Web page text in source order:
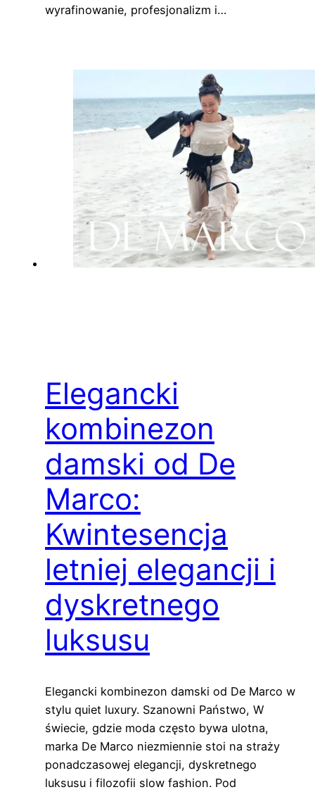
wyrafinowanie, profesjonalizm i…
Elegancki
kombinezon
damski od De
Marco:
Kwintesencja
letniej elegancji i
dyskretnego
luksusu
Elegancki kombinezon damski od De Marco w
stylu quiet luxury. Szanowni Państwo, W
świecie, gdzie moda często bywa ulotna,
marka De Marco niezmiennie stoi na straży
ponadczasowej elegancji, dyskretnego
luksusu i filozofii slow fashion. Pod